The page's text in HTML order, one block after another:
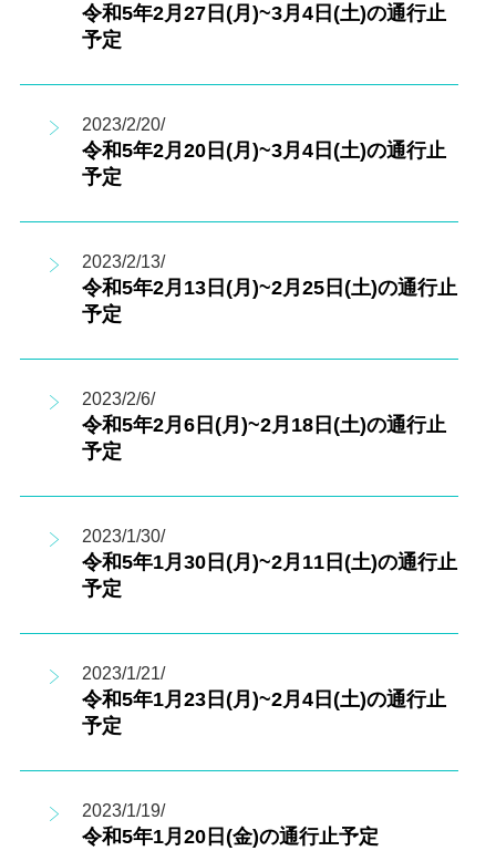
令和5年2月27日(月)~3月4日(土)の通行止
予定
2023/2/20/
令和5年2月20日(月)~3月4日(土)の通行止
予定
2023/2/13/
令和5年2月13日(月)~2月25日(土)の通行止
予定
2023/2/6/
令和5年2月6日(月)~2月18日(土)の通行止
予定
2023/1/30/
令和5年1月30日(月)~2月11日(土)の通行止
予定
2023/1/21/
令和5年1月23日(月)~2月4日(土)の通行止
予定
2023/1/19/
令和5年1月20日(金)の通行止予定